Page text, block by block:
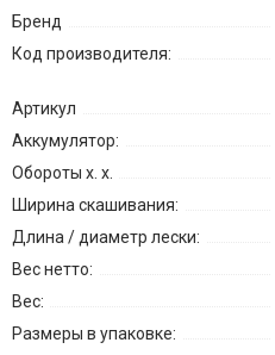
Бренд
Код производителя:
Артикул
Аккумулятор:
Обороты х. х.
Ширина скашивания:
Длина / диаметр лески:
Вес нетто:
Вес:
Размеры в упаковке: